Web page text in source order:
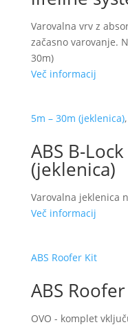
Varovalna vrv z
začasno varovanje.
30m)
Več informacij
5m – 30m (jeklenica),
ABS B-
(jeklenica)
Varovalna jeklenica
Več informacij
ABS Roofer Kit
ABS
OVO - komplet